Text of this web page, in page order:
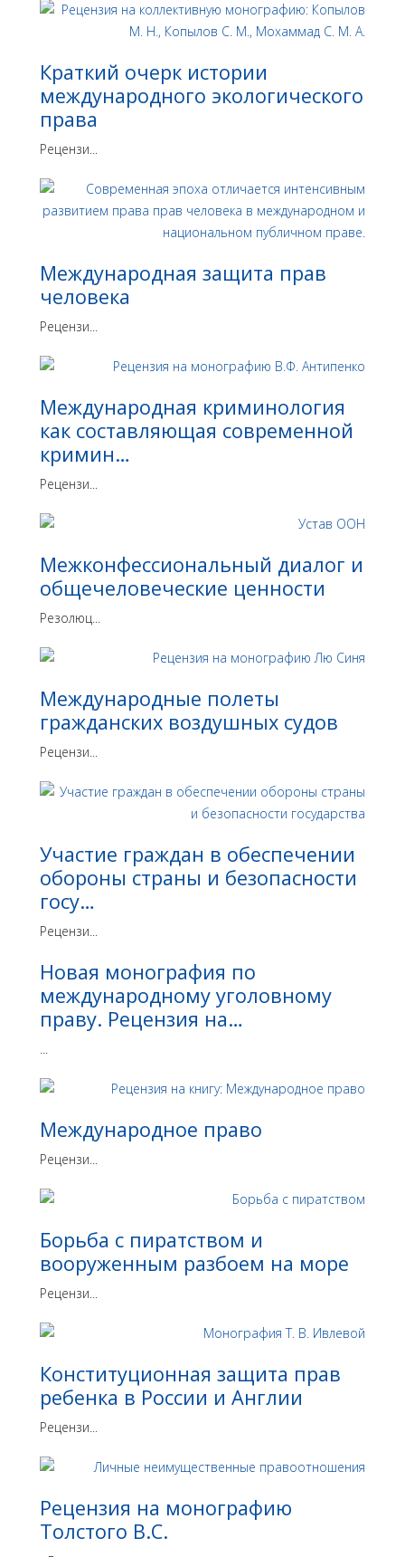
Краткий очерк истории
международного экологического
права
Рецензи...
Международная защита прав
человека
Рецензи...
Международная криминология
как составляющая современной
кримин…
Рецензи...
Межконфессиональный диалог и
общечеловеческие ценности
Резолюц...
Международные полеты
гражданских воздушных судов
Рецензи...
Участие граждан в обеспечении
обороны страны и безопасности
госу…
Рецензи...
Новая монография по
международному уголовному
праву. Рецензия на…
...
Международное право
Рецензи...
Борьба с пиратством и
вооруженным разбоем на море
Рецензи...
Конституционная защита прав
ребенка в России и Англии
Рецензи...
Рецензия на монографию
Толстого В.С.